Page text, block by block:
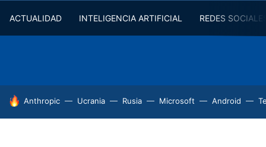
ACTUALIDAD INTELIGENCIA ARTIFICIAL REDES
HOY SE HABLA DE
Anthropic Ucrania Rusia Microsoft Android